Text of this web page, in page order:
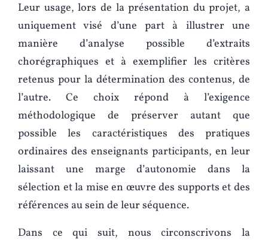
Leur usage, lors de la présentation du projet, a
uniquement visé d’une part à illustrer une
manière d’analyse possible d’extraits
chorégraphiques et à exemplifier les critères
retenus pour la détermination des contenus, de
l’autre. Ce choix répond à l’exigence
méthodologique de préserver autant que
possible les caractéristiques des pratiques
ordinaires des enseignants participants, en leur
laissant une marge d’autonomie dans la
sélection et la mise en œuvre des supports et des
références au sein de leur séquence.
Dans ce qui suit, nous circonscrivons la